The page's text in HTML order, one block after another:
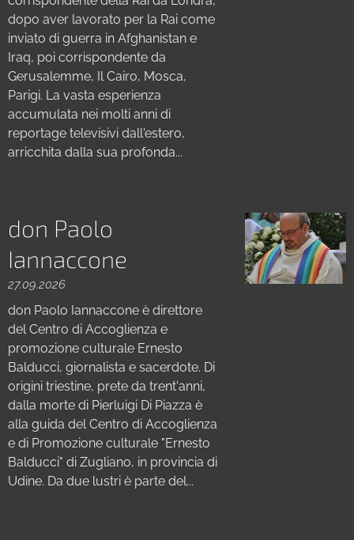
dopo aver lavorato per la Rai come
inviato di guerra in Afghanistan e
Iraq, poi corrispondente da
Gerusalemme, Il Cairo, Mosca,
Parigi. La vasta esperienza
accumulata nei molti anni di
reportage televisivi dall'estero,
arricchita dalla sua profonda...
don Paolo
Iannaccone
27.09.2026
don Paolo Iannaccone è direttore
del Centro di Accoglienza e
promozione culturale Ernesto
Balducci, giornalista e sacerdote. Di
origini triestine, prete da trent'anni,
dalla morte di Pierluigi Di Piazza è
alla guida del Centro di Accoglienza
e di Promozione culturale "Ernesto
Balducci" di Zugliano, in provincia di
Udine. Da due lustri è parte del...